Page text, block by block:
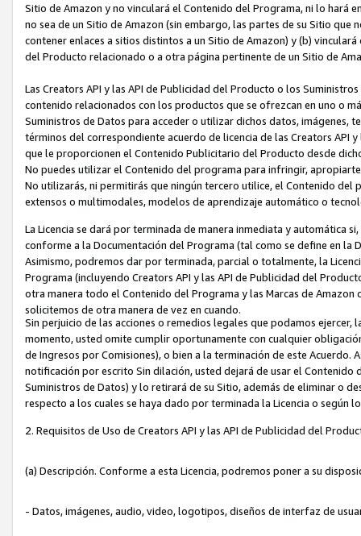
Sitio de Amazon y no vinculará el Contenido del Programa, ni lo hará
no sea de un Sitio de Amazon (sin embargo, las partes de su Sitio
contener enlaces a sitios distintos a un Sitio de Amazon) y (b)
del Producto relacionado o a otra página pertinente de un Sitio de
Las Creators API y las API de Publicidad del Producto o los
contenido relacionados con los productos que se ofrezcan en uno o
Suministros de Datos para acceder o utilizar dichos datos,
términos del correspondiente acuerdo de licencia de las Creators API
que le proporcionen el Contenido Publicitario del Producto desde
No puedes utilizar el Contenido del programa para infringir,
No utilizarás, ni permitirás que ningún tercero utilice, el Contenido
extensos o multimodales, modelos de aprendizaje automático o
La Licencia se dará por terminada de manera inmediata y automática
conforme a la Documentación del Programa (tal como se define en la
Asimismo, podremos dar por terminada, parcial o totalmente, la
Programa (incluyendo Creators API y las API de Publicidad del
otra manera todo el Contenido del Programa y las Marcas de
solicitemos de otra manera de vez en cuando.
Sin perjuicio de las acciones o remedios legales que podamos
momento, usted omite cumplir oportunamente con cualquier
de Ingresos por Comisiones), o bien a la terminación de este
notificación por escrito Sin dilación, usted dejará de usar el
Suministros de Datos) y lo retirará de su Sitio, además de eliminar o
respecto a los cuales se haya dado por terminada la Licencia o según
2. Requisitos de Uso de Creators API y las API de Publicidad del
(a) Descripción. Conforme a esta Licencia, podremos poner a su
- Datos, imágenes, audio, video, logotipos, diseños de interfaz de